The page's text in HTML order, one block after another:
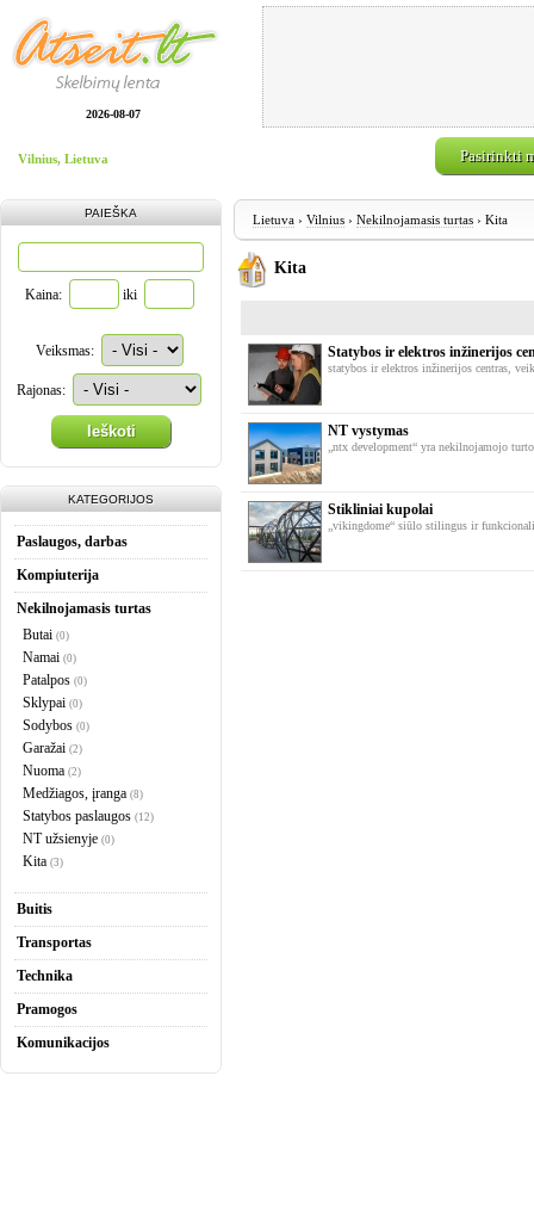
2026-08-07
Vilnius, Lietuva Pasirinkti
PAIEŠKA
Kaina: iki
Veiksmas:
Rajonas:
Ieškoti
KATEGORIJOS
Paslaugos, darbas
Kompiuterija
Nekilnojamasis turtas
Butai (0)
Namai (0)
Patalpos (0)
Sklypai (0)
Sodybos (0)
Garažai (2)
Nuoma (2)
Medžiagos, įranga (8)
Statybos paslaugos (12)
NT užsienyje (0)
Kita (3)
Buitis
Transportas
Technika
Pramogos
Komunikacijos
Lietuva › Vilnius › Nekilnojamasis turtas › Kita
Kita
Statybos ir elektros inžinerijos
statybos ir elektros inžinerijos centras,
NT vystymas
„ntx development“ yra nekilnojamojo
Stikliniai kupolai
„vikingdome“ siūlo stilingus ir